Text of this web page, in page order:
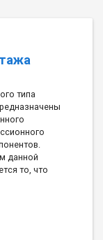
типа
данной
то, что